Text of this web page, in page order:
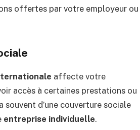
offertes par votre employeur ou
affecte votre
accès à certaines prestations ou
souvent d’une couverture sociale
entreprise individuelle.